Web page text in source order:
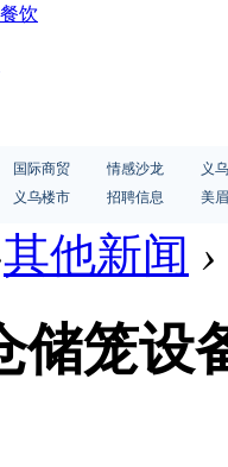
饮
国际商贸 情感沙龙
义
义乌楼市 招聘信息 美
其他新闻 ›
储笼设